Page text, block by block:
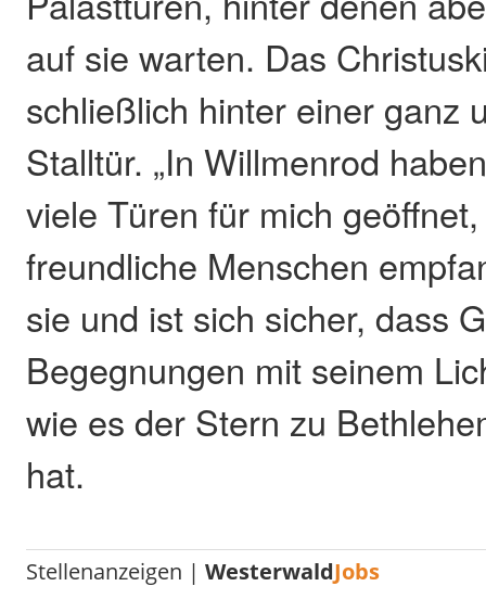
auf sie warten. Das
schließlich hinter einer ganz
Stalltür. „In Willmenrod
viele Türen für mich
freundliche Menschen
sie und ist sich sicher, dass
Begegnungen mit seinem
wie es der Stern zu
hat.
Stellenanzeigen |WesterwaldJobs